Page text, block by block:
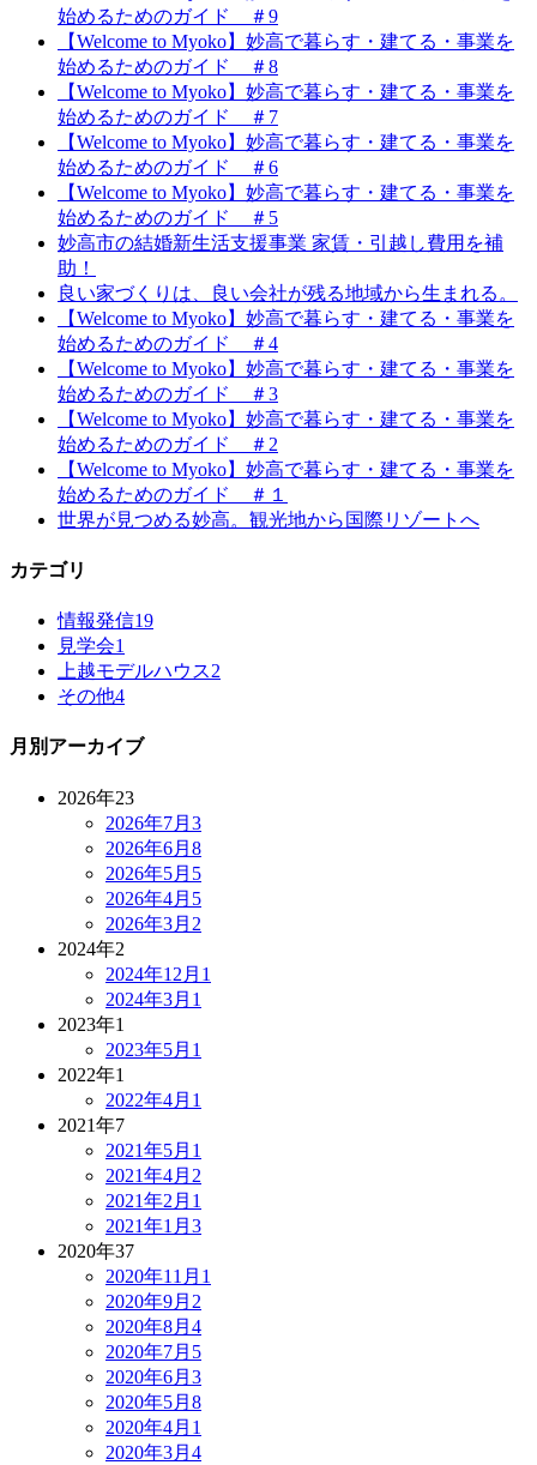
始めるためのガイド ＃9
【Welcome to Myoko】妙高で暮らす・建てる・事業を
始めるためのガイド ＃8
【Welcome to Myoko】妙高で暮らす・建てる・事業を
始めるためのガイド ＃7
【Welcome to Myoko】妙高で暮らす・建てる・事業を
始めるためのガイド ＃6
【Welcome to Myoko】妙高で暮らす・建てる・事業を
始めるためのガイド ＃5
妙高市の結婚新生活支援事業 家賃・引越し費用を補
助！
良い家づくりは、良い会社が残る地域から生まれる。
【Welcome to Myoko】妙高で暮らす・建てる・事業を
始めるためのガイド ＃4
【Welcome to Myoko】妙高で暮らす・建てる・事業を
始めるためのガイド ＃3
【Welcome to Myoko】妙高で暮らす・建てる・事業を
始めるためのガイド ＃2
【Welcome to Myoko】妙高で暮らす・建てる・事業を
始めるためのガイド ＃１
世界が見つめる妙高。観光地から国際リゾートへ
カテゴリ
情報発信19
見学会1
上越モデルハウス2
その他4
月別アーカイブ
2026年23
2026年7月 3
2026年6月 8
2026年5月 5
2026年4月 5
2026年3月 2
2024年2
2024年12月 1
2024年3月 1
2023年1
2023年5月 1
2022年1
2022年4月 1
2021年7
2021年5月 1
2021年4月 2
2021年2月 1
2021年1月 3
2020年37
2020年11月 1
2020年9月 2
2020年8月 4
2020年7月 5
2020年6月 3
2020年5月 8
2020年4月 1
2020年3月 4